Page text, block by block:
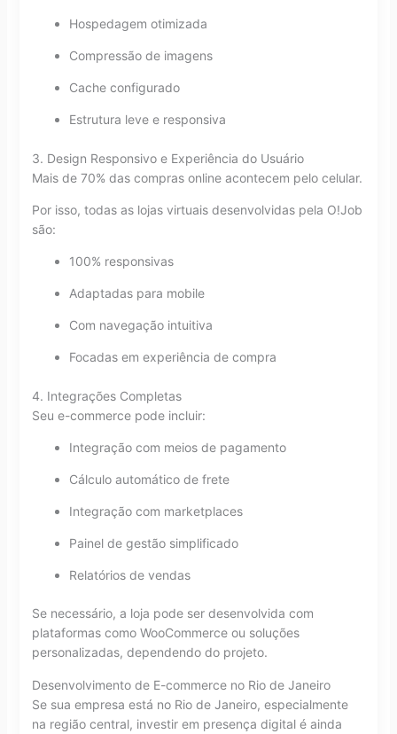
Hospedagem otimizada
Compressão de imagens
Cache configurado
Estrutura leve e responsiva
3. Design Responsivo e Experiência do Usuário
Mais de 70% das compras online acontecem pelo celular.
Por isso, todas as lojas virtuais desenvolvidas pela O!Job
são:
100% responsivas
Adaptadas para mobile
Com navegação intuitiva
Focadas em experiência de compra
4. Integrações Completas
Seu e-commerce pode incluir:
Integração com meios de pagamento
Cálculo automático de frete
Integração com marketplaces
Painel de gestão simplificado
Relatórios de vendas
Se necessário, a loja pode ser desenvolvida com
plataformas como WooCommerce ou soluções
personalizadas, dependendo do projeto.
Desenvolvimento de E-commerce no Rio de Janeiro
Se sua empresa está no Rio de Janeiro, especialmente
na região central, investir em presença digital é ainda